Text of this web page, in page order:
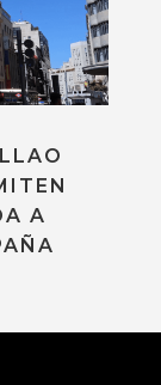
A